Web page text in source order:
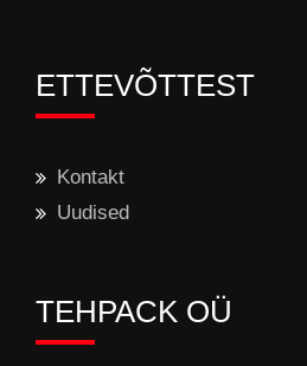
ETTEVÕTTEST
Kontakt
Uudised
TEHPACK OÜ